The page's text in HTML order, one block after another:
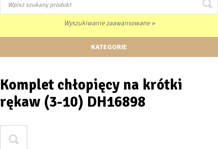
Wyszukiwanie zaawansowane »
KATEGORIE
Komplet chłopięcy na krótki
rękaw (3-10) DH16898